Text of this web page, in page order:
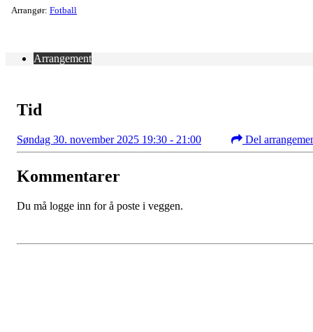
Arrangør: Fotball
Arrangement
Tid
Søndag 30. november 2025 19:30 - 21:00 Del
Kommentarer
Du må logge inn for å poste i veggen.